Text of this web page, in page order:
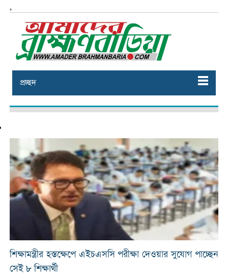
,
প্রচ্ছদ
শিক্ষামন্ত্রীর হস্তক্ষেপে এইচএসসি পরীক্ষা দেওয়ার সুযোগ পাচ্ছেন
সেই ৮ শিক্ষার্থী